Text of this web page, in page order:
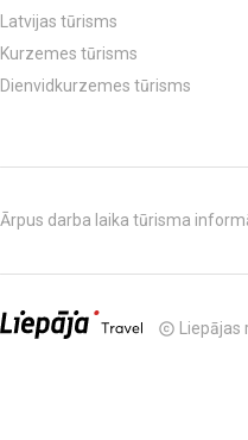
Latvijas tūrisms
Kurzemes tūrisms
Dienvidkurzemes tūrisms
Ārpus darba laika tūrisma
copyright Liepājas